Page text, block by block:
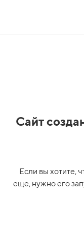
Сайт
Если вы хотите,
еще, нужно его